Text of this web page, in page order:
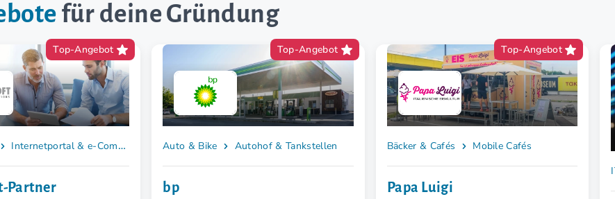
für deine Gründung
Top-Angebot
Internetportal & e-Commerce
Partner
Top-Angebot
Auto & Bike Autohof & Tankstellen
bp
Top-Angebot
Bäcker & Cafés Mobile Cafés
Papa Luigi